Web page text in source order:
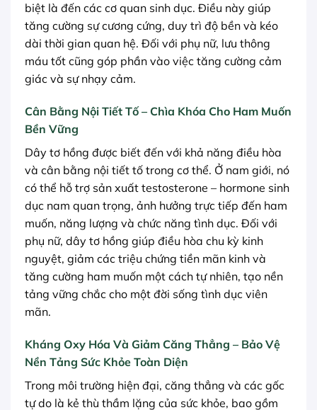
biệt là đến các cơ quan sinh dục. Điều này giúp
tăng cường sự cương cứng, duy trì độ bền và kéo
dài thời gian quan hệ. Đối với phụ nữ, lưu thông
máu tốt cũng góp phần vào việc tăng cường cảm
giác và sự nhạy cảm.
Cân Bằng Nội Tiết Tố – Chìa Khóa Cho Ham Muốn
Bền Vững
Dây tơ hồng được biết đến với khả năng điều hòa
và cân bằng nội tiết tố trong cơ thể. Ở nam giới, nó
có thể hỗ trợ sản xuất testosterone – hormone sinh
dục nam quan trọng, ảnh hưởng trực tiếp đến ham
muốn, năng lượng và chức năng tình dục. Đối với
phụ nữ, dây tơ hồng giúp điều hòa chu kỳ kinh
nguyệt, giảm các triệu chứng tiền mãn kinh và
tăng cường ham muốn một cách tự nhiên, tạo nền
tảng vững chắc cho một đời sống tình dục viên
mãn.
Kháng Oxy Hóa Và Giảm Căng Thẳng – Bảo Vệ
Nền Tảng Sức Khỏe Toàn Diện
Trong môi trường hiện đại, căng thẳng và các gốc
tự do là kẻ thù thầm lặng của sức khỏe, bao gồm